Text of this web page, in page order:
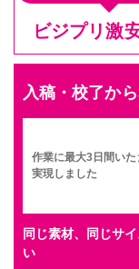
半光沢紙＋
サ
入稿・校了から3
激安便
16時までの入稿・校了
ビジプリ激
入稿・校了か
作業に最大3日間い
実現しました
同じ素材、同じサ
い